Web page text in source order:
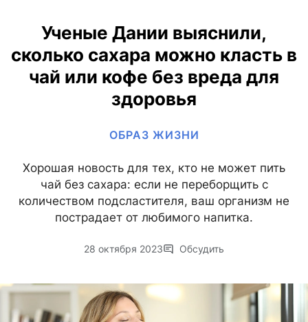
Ученые Дании выяснили,
сколько сахара можно класть в
чай или кофе без вреда для
здоровья
ОБРАЗ ЖИЗНИ
Хорошая новость для тех, кто не может пить
чай без сахара: если не переборщить с
количеством подсластителя, ваш организм не
пострадает от любимого напитка.
28 октября 2023 Обсудить